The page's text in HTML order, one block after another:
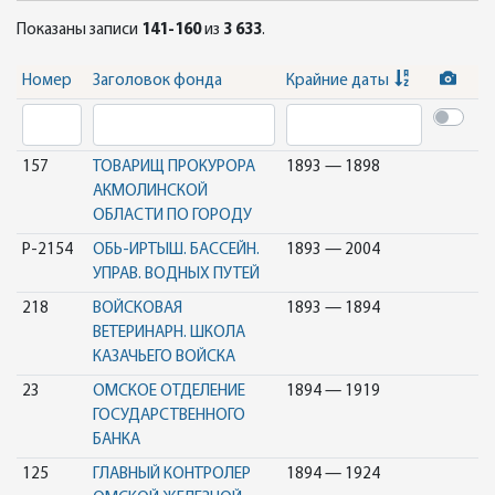
Показаны записи 141-160из 3 633.
Номер Заголовок фонда Крайние даты
157
ТОВАРИЩ ПРОКУРОРА
АКМОЛИНСКОЙ
ОБЛАСТИ ПО ГОРОДУ
1893 — 1898
Р-2154
ОБЬ-ИРТЫШ. БАССЕЙН.
УПРАВ. ВОДНЫХ ПУТЕЙ
1893 — 2004
218
ВОЙСКОВАЯ
ВЕТЕРИНАРН. ШКОЛА
КАЗАЧЬЕГО ВОЙСКА
1893 — 1894
23
ОМСКОЕ ОТДЕЛЕНИЕ
ГОСУДАРСТВЕННОГО
БАНКА
1894 — 1919
125
ГЛАВНЫЙ КОНТРОЛЕР
1894 — 1924